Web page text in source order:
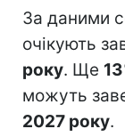
За даними
очікують
року. Ще
можуть
2027 року.